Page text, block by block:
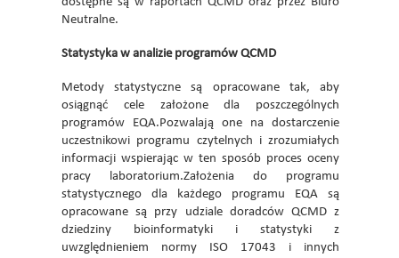
Neutralne.
Statystyka w analizie programów QCMD
Metody statystyczne są opracowane tak, aby
osiągnąć cele założone dla poszczególnych
programów EQA.Pozwalają one na dostarczenie
uczestnikowi programu czytelnych i zrozumiałych
informacji wspierając w ten sposób proces oceny
pracy laboratorium.Założenia do programu
statystycznego dla każdego programu EQA są
opracowane są przy udziale doradców QCMD z
dziedziny bioinformatyki i statystyki z
uwzględnieniem normy ISO 17043 i innych